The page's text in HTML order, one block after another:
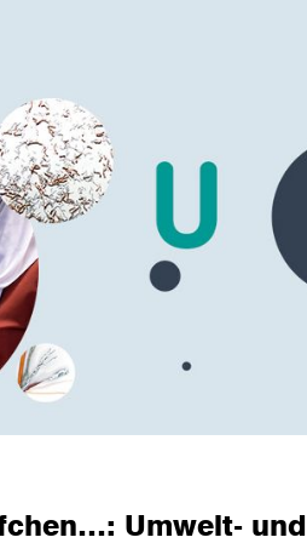
Umwelt- und